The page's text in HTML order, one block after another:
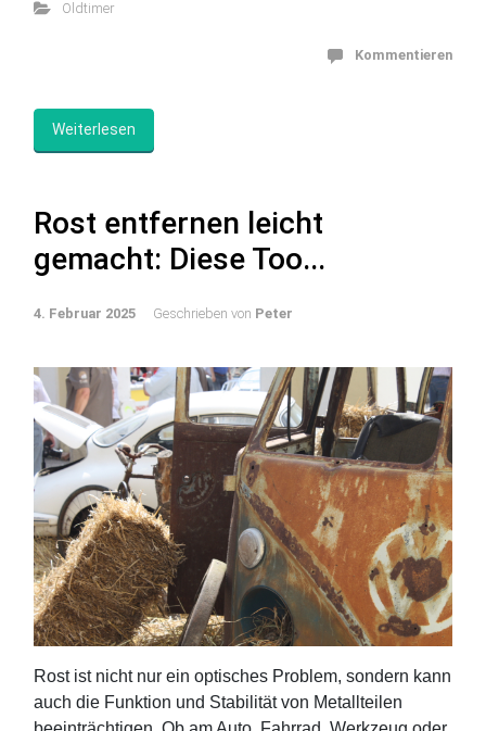
Oldtimer
Kommentieren
Weiterlesen
Rost entfernen leicht
gemacht: Diese Too...
4. Februar 2025 Geschrieben von Peter
Rost ist nicht nur ein optisches Problem, sondern kann
auch die Funktion und Stabilität von Metallteilen